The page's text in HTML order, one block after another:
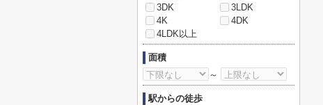
3DK
3LDK
4K
4DK
4LDK以上
面積
～
駅からの徒歩